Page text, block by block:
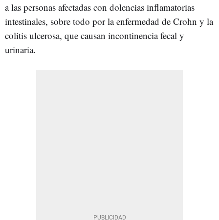
a las personas afectadas con dolencias inflamatorias
intestinales, sobre todo por la enfermedad de Crohn y la
colitis ulcerosa, que causan incontinencia fecal y
urinaria.